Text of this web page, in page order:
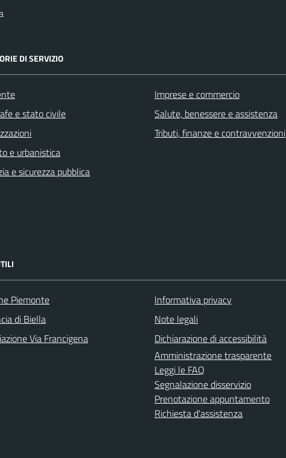
DI SERVIZIO
e stato civile
e urbanistica
e sicurezza pubblica
Imprese e commercio
Salute, benessere e assistenza
Tributi, finanze e contravvenzioni
Piemonte
di Biella
Via Francigena
Informativa privacy
Note legali
Dichiarazione di accessibilità
Amministrazione trasparente
Leggi le FAQ
Segnalazione disservizio
Prenotazione appuntamento
Richiesta d'assistenza